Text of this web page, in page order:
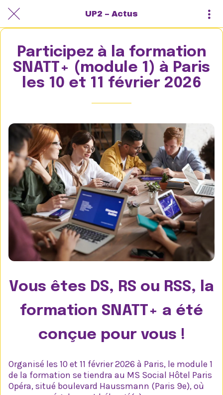
UP2 – Actus
Participez à la formation
SNATT+ (module 1) à Paris
les 10 et 11 février 2026
Vous êtes DS, RS ou RSS, la
formation SNATT+ a été
conçue pour vous !
Organisé les 10 et 11 février 2026 à Paris, le module 1
de la formation se tiendra au MS Social Hôtel Paris
Opéra, situé boulevard Haussmann (Paris 9e), où